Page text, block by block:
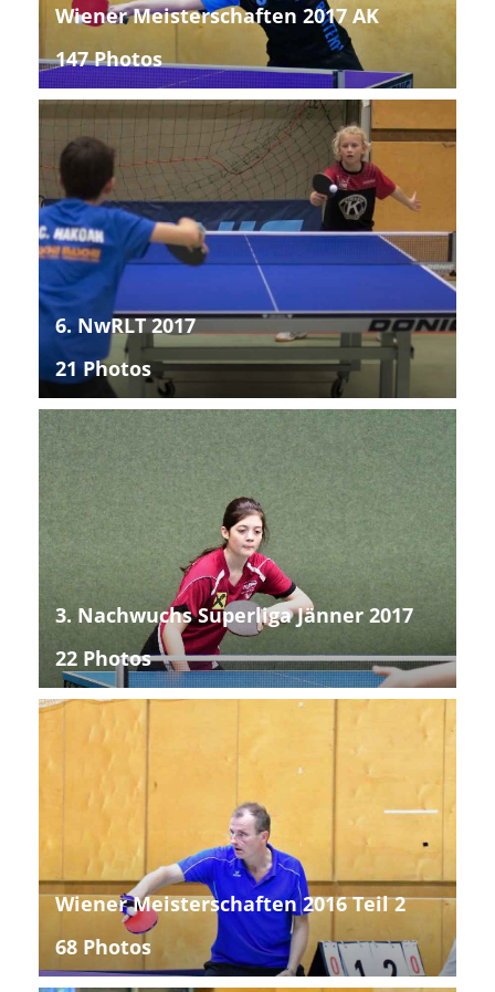
Wiener Meisterschaften 2017 AK
147 Photos
6. NwRLT 2017
21 Photos
3. Nachwuchs Superliga Jänner 2017
22 Photos
Wiener Meisterschaften 2016 Teil 2
68 Photos